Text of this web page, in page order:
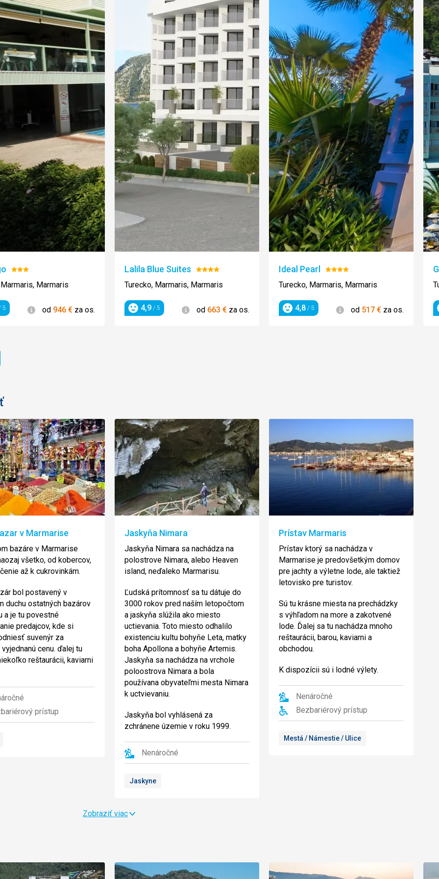
Hodnotenie:
3/5
Marmaris
5 Informácie
od 946 € za os.
Lalila Blue Suites Hodnotenie:
4/5
Turecko, Marmaris, Marmaris
Hodnotenie
4,9 / 5 Informácie
od 663 € za os.
Ideal Pearl
Hodnotenie:
4/5
Turecko, Marmaris, Marmaris
Hodnotenie
4,8 / 5 Informácie
od 517 € za os.
v Marmarise
bazáre v Marmarise
všetko, od kobercov,
až k cukrovinkám.
bol postavený v
duchu ostatných bazárov
a je tu povestné
predajcov, kde si
suvenýr za
vyjednanú cenu. ďalej tu
reštaurácii, kaviarni
prístup
Jaskyňa Nimara
Jaskyňa Nimara sa nachádza na
polostrove Nimara, alebo Heaven
island, neďaleko Marmarisu.
Ľudská prítomnosť sa tu dátuje do
3000 rokov pred naším letopočtom
a jaskyňa slúžila ako miesto
uctievania. Toto miesto odhalilo
existenciu kultu bohyňe Leta, matky
boha Apollona a bohyňe Artemis.
Jaskyňa sa nachádza na vrchole
poloostrova Nimara a bola
používana obyvateľmi mesta Nimara
k uctvievaniu.
Jaskyňa bol vyhlásená za
zchránene územie v roku 1999.
Nenáročné
Jaskyne
Prístav Marmaris
Prístav ktorý sa nachádza v
Marmarise je predovšetkým domov
pre jachty a výletne lode, ale taktiež
letovisko pre turistov.
Sú tu krásne miesta na prechádzky
s výhľadom na more a zakotvené
lode. Ďalej sa tu nachádza mnoho
reštaurácii, barou, kaviarni a
obchodou.
K dispozícii sú i lodné výlety.
Nenáročné
Bezbariérový prístup
Mestá / Námestie / Ulice
Zobraziť viac